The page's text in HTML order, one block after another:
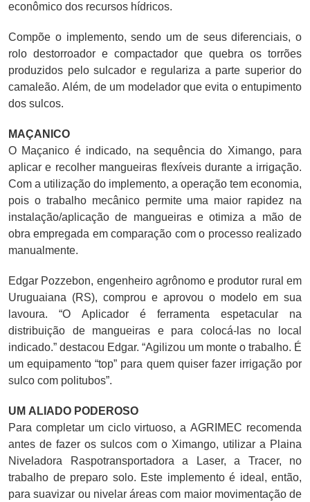
econômico dos recursos hídricos.
Compõe o implemento, sendo um de seus diferenciais, o
rolo destorroador e compactador que quebra os torrões
produzidos pelo sulcador e regulariza a parte superior do
camaleão. Além, de um modelador que evita o entupimento
dos sulcos.
MAÇANICO
O Maçanico é indicado, na sequência do Ximango, para
aplicar e recolher mangueiras flexíveis durante a irrigação.
Com a utilização do implemento, a operação tem economia,
pois o trabalho mecânico permite uma maior rapidez na
instalação/aplicação de mangueiras e otimiza a mão de
obra empregada em comparação com o processo realizado
manualmente.
Edgar Pozzebon, engenheiro agrônomo e produtor rural em
Uruguaiana (RS), comprou e aprovou o modelo em sua
lavoura. “O Aplicador é ferramenta espetacular na
distribuição de mangueiras e para colocá-las no local
indicado.” destacou Edgar. “Agilizou um monte o trabalho. É
um equipamento “top” para quem quiser fazer irrigação por
sulco com politubos”.
UM ALIADO PODEROSO
Para completar um ciclo virtuoso, a AGRIMEC recomenda
antes de fazer os sulcos com o Ximango, utilizar a Plaina
Niveladora Raspotransportadora a Laser, a Tracer, no
trabalho de preparo solo. Este implemento é ideal, então,
para suavizar ou nivelar áreas com maior movimentação de